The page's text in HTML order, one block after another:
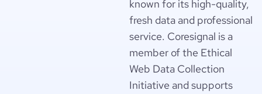
known for its high-quality,
fresh data and professional
service. Coresignal is a
member of the Ethical
Web Data Collection
Initiative and supports